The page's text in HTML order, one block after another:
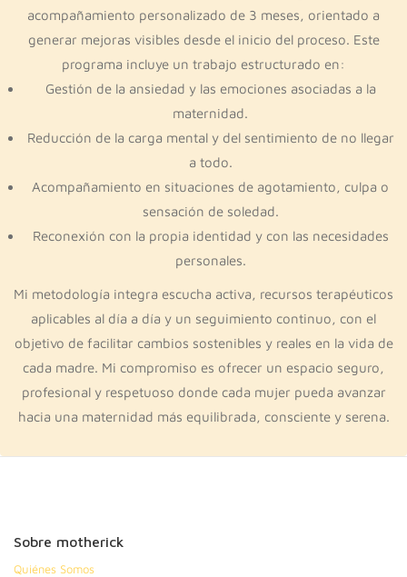
acompañamiento personalizado de 3 meses, orientado a
generar mejoras visibles desde el inicio del proceso. Este
programa incluye un trabajo estructurado en:
Gestión de la ansiedad y las emociones asociadas a la
maternidad.
Reducción de la carga mental y del sentimiento de no llegar
a todo.
Acompañamiento en situaciones de agotamiento, culpa o
sensación de soledad.
Reconexión con la propia identidad y con las necesidades
personales.
Mi metodología integra escucha activa, recursos terapéuticos
aplicables al día a día y un seguimiento continuo, con el
objetivo de facilitar cambios sostenibles y reales en la vida de
cada madre. Mi compromiso es ofrecer un espacio seguro,
profesional y respetuoso donde cada mujer pueda avanzar
hacia una maternidad más equilibrada, consciente y serena.
Sobre motherick
Quiénes Somos